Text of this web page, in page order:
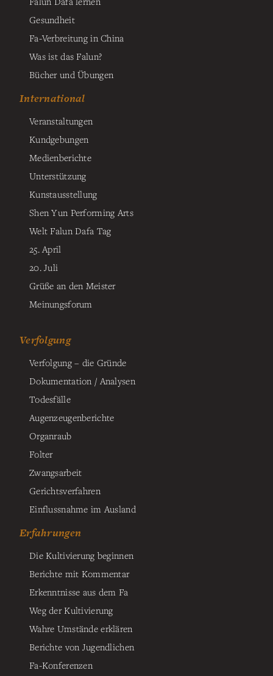
Gesundheit
Fa-Verbreitung in China
Was ist das Falun?
Bücher und Übungen
International
Veranstaltungen
Kundgebungen
Medienberichte
Unterstützung
Kunstausstellung
Shen Yun Performing Arts
Welt Falun Dafa Tag
25. April
20. Juli
Grüße an den Meister
Meinungsforum
Verfolgung
Verfolgung – die Gründe
Dokumentation / Analysen
Todesfälle
Augenzeugenberichte
Organraub
Folter
Zwangsarbeit
Gerichtsverfahren
Einflussnahme im Ausland
Erfahrungen
Die Kultivierung beginnen
Berichte mit Kommentar
Erkenntnisse aus dem Fa
Weg der Kultivierung
Wahre Umstände erklären
Berichte von Jugendlichen
Fa-Konferenzen